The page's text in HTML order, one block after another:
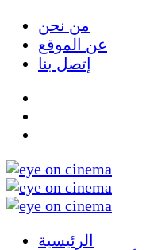
من نحن
عن الموقع
إتصل بنا
الرئيسية